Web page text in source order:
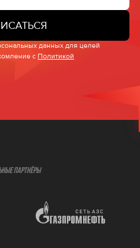
данных для целей
с Политикой
ПАРТНЁРЫ